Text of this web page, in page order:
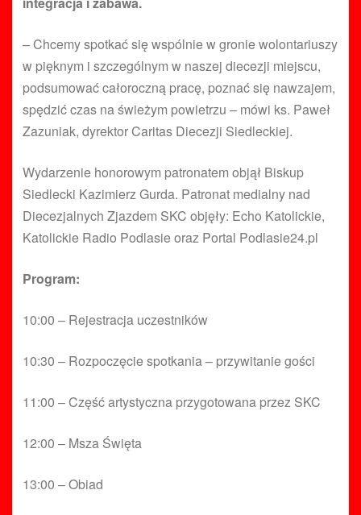
– Chcemy spotkać się wspólnie w gronie wolontariuszy
w pięknym i szczególnym w naszej diecezji miejscu,
podsumować całoroczną pracę, poznać się nawzajem,
spędzić czas na świeżym powietrzu – mówi ks. Paweł
Zazuniak, dyrektor Caritas Diecezji Siedleckiej.
Wydarzenie honorowym patronatem objął Biskup
Siedlecki Kazimierz Gurda. Patronat medialny nad
Diecezjalnych Zjazdem SKC objęły: Echo Katolickie,
Katolickie Radio Podlasie oraz Portal Podlasie24.pl
Program:
10:00 – Rejestracja uczestników
10:30 – Rozpoczęcie spotkania – przywitanie gości
11:00 – Część artystyczna przygotowana przez SKC
12:00 – Msza Święta
13:00 – Obiad